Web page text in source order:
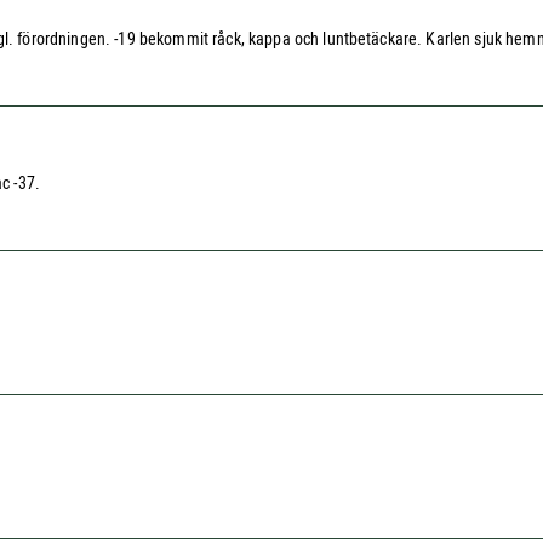
förordningen. -19 bekommit råck, kappa och luntbetäckare. Karlen sjuk
-37.